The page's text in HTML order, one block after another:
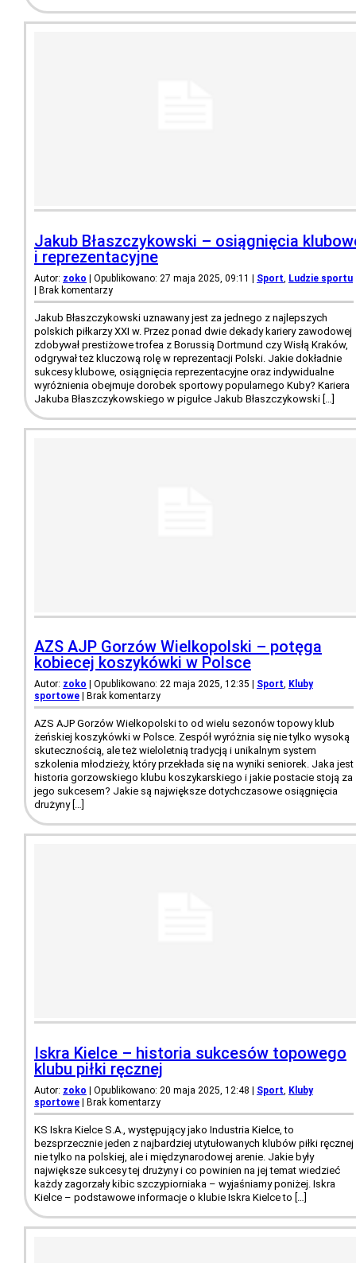
Jakub Błaszczykowski – osiągnięcia
i reprezentacyjne
Autor: zoko | Opublikowano: 27 maja 2025, 09:11 | Sport, Ludzie sportu
| Brak komentarzy
Jakub Błaszczykowski uznawany jest za jednego z najlepszych
polskich piłkarzy XXI w. Przez ponad dwie dekady kariery zawodowej
zdobywał prestiżowe trofea z Borussią Dortmund czy Wisłą Kraków,
odgrywał też kluczową rolę w reprezentacji Polski. Jakie dokładnie
sukcesy klubowe, osiągnięcia reprezentacyjne oraz indywidualne
wyróżnienia obejmuje dorobek sportowy popularnego Kuby? Kariera
Jakuba Błaszczykowskiego w pigułce Jakub Błaszczykowski […]
AZS AJP Gorzów Wielkopolski – potęga
kobiecej koszykówki w Polsce
Autor: zoko | Opublikowano: 22 maja 2025, 12:35 Sport, Kluby
sportowe
Brak komentarzy
AZS AJP Gorzów Wielkopolski to od wielu sezonów topowy klub
żeńskiej koszykówki w Polsce. Zespół wyróżnia się nie tylko wysoką
skutecznością, ale też wieloletnią tradycją i unikalnym system
szkolenia młodzieży, który przekłada się na wyniki seniorek. Jaka jest
historia gorzowskiego klubu koszykarskiego i jakie postacie stoją za
jego sukcesem? Jakie są największe dotychczasowe osiągnięcia
drużyny […]
Iskra Kielce – historia sukcesów topowego
klubu piłki ręcznej
Autor: zoko | Opublikowano: 20 maja 2025, 12:48 Sport, Kluby
sportowe
Brak komentarzy
KS Iskra Kielce S.A., występujący jako Industria Kielce, to
bezsprzecznie jeden z najbardziej utytułowanych klubów piłki ręcznej
nie tylko na polskiej, ale i międzynarodowej arenie. Jakie były
największe sukcesy tej drużyny i co powinien na jej temat wiedzieć
każdy zagorzały kibic szczypiorniaka – wyjaśniamy poniżej. Iskra
Kielce – podstawowe informacje o klubie Iskra Kielce to […]